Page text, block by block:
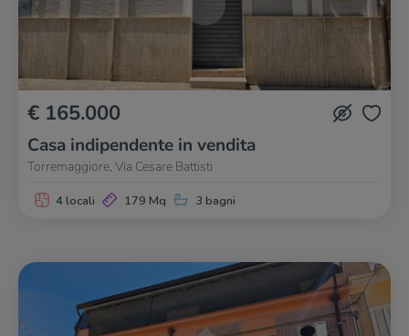
€ 165.000
Casa indipendente in vendita
Torremaggiore, Via Cesare Battisti
4 locali 179 Mq 3 bagni